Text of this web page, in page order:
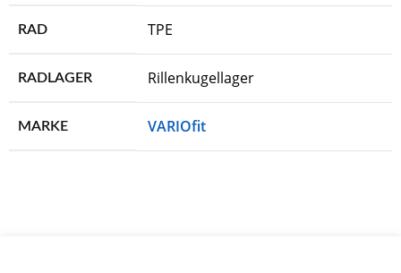
RAD TPE
RADLAGER Rillenkugellager
MARKE VARIOfit